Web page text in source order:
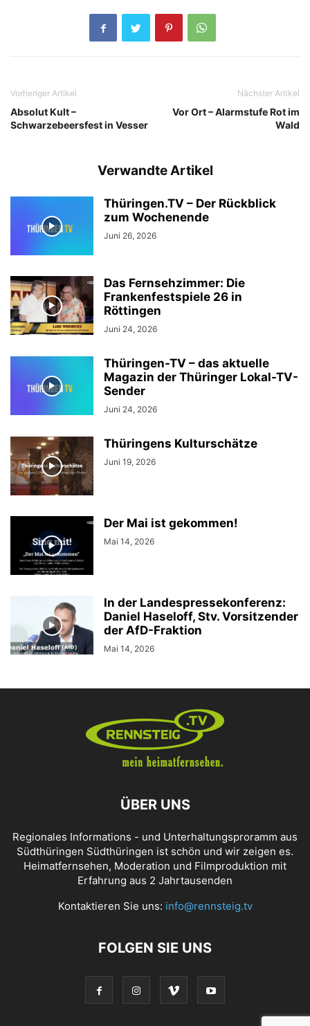
Vorheriger Artikel
Absolut Kult –
Schwarzebeersfest in Vesser
Nächster Artikel
Vor Ort – Alarmstufe Rot im
Wald
Verwandte Artikel
Thüringen.TV – Der Rückblick
zum Wochenende
Juni 26, 2026
Das Fernsehzimmer: Die
Frankenfestspiele 26 in
Röttingen
Juni 24, 2026
Thüringen-TV – das aktuelle
Magazin der Thüringer Lokal-TV-
Sender
Juni 24, 2026
Thüringens Kulturschätze
Juni 19, 2026
Der Mai ist gekommen!
Mai 14, 2026
In der Landespressekonferenz:
Daniel Haseloff, Stv. Vorsitzender
der AfD-Fraktion
Mai 14, 2026
ÜBER UNS
Regionales Informations - und Unterhaltungsproramm aus
Südthüringen Südthüringen ist schön und wir zeigen es.
Heimatfernsehen, Moderation und Filmproduktion mit
Erfahrung aus 2 Jahrtausenden
Kontaktieren Sie uns: info@rennsteig.tv
FOLGEN SIE UNS